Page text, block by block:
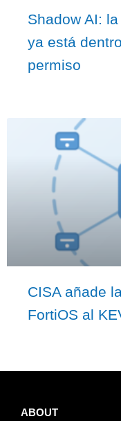
Shadow AI:
ya está
permiso
CISA añade
FortiOS al
ABOUT